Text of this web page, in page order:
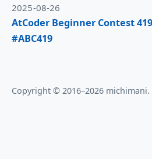
2025-08-26
AtCoder Beginner Contest
#ABC419
Copyright © 2016–2026